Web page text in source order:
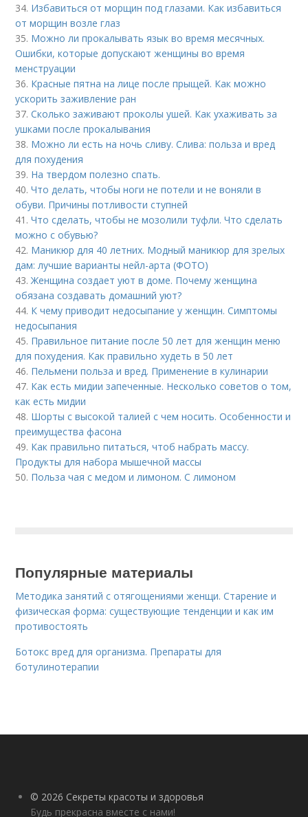
34. Избавиться от морщин под глазами. Как избавиться
от морщин возле глаз
35. Можно ли прокалывать язык во время месячных.
Ошибки, которые допускают женщины во время
менструации
36. Красные пятна на лице после прыщей. Как можно
ускорить заживление ран
37.Сколько заживают проколы ушей. Как ухаживать за
ушками после прокалывания
38. Можно ли есть на ночь сливу. Слива: польза и вред
для похудения
39. На твердом полезно спать.
40.Что делать, чтобы ноги не потели и не воняли в
обуви. Причины потливости ступней
41.Что сделать, чтобы не мозолили туфли. Что сделать
можно с обувью?
42. Маникюр для 40 летних. Модный маникюр для зрелых
дам: лучшие варианты нейл-арта (ФОТО)
43.Женщина создает уют в доме. Почему женщина
обязана создавать домашний уют?
44. К чему приводит недосыпание у женщин. Симптомы
недосыпания
45. Правильное питание после 50 лет для женщин меню
для похудения. Как правильно худеть в 50 лет
46. Пельмени польза и вред. Применение в кулинарии
47. Как есть мидии запеченные. Несколько советов о том,
как есть мидии
48. Шорты с высокой талией с чем носить. Особенности и
преимущества фасона
49. Как правильно питаться, чтоб набрать массу.
Продукты для набора мышечной массы
50. Польза чая с медом и лимоном. С лимоном
Популярные материалы
Методика занятий с отягощениями женщи. Старение и
физическая форма: существующие тенденции и как им
противостоять
Ботокс вред для организма. Препараты для
ботулинотерапии
© 2026 Секреты красоты и здоровья
Будь прекрасна вместе с нами!